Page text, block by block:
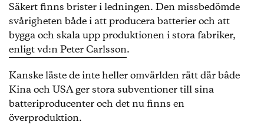
Säkert finns brister i ledningen. Den missbedömde
svårigheten både i att producera batterier och att
bygga och skala upp produktionen i stora fabriker,
enligt vd:n Peter Carlsson.
Kanske läste de inte heller omvärlden rätt där både
Kina och USA ger stora subventioner till sina
batteriproducenter och det nu finns en
överproduktion.